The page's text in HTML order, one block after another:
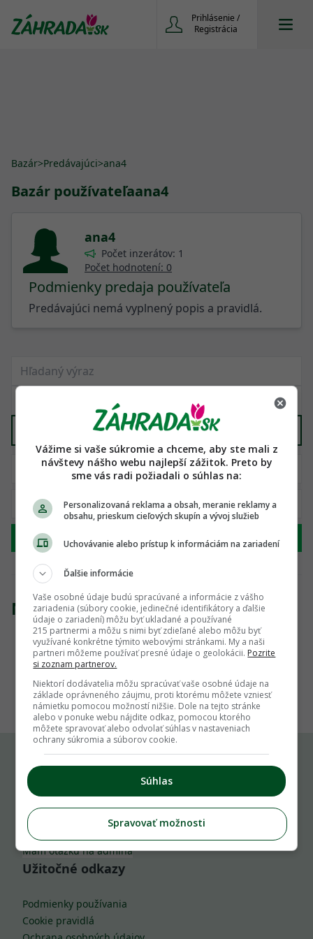
Prihlásenie /
Registrácia
Bazár>Predávajúci>ana4
Bazár používateľaana4
ana4
Počet inzerátov: 1
Počet hodnotení: 0
Podmienky predaja používateľa
Predávajúci nemá vyplnený popis a pravidlá.
Záhradné domčeky, altánky
Hľadať
Nenašli sme žiadny produkt
1
Komu môžeš napísať
info@zahrada.sk
Nahlás chybu
Mám otázku na admina
Užitočné odkazy
Podmienky používania
Cookie pravidlá
Vážime si vaše súkromie a chceme, aby ste mali z
návštevy nášho webu najlepší zážitok. Preto by
sme vás radi požiadali o súhlas na:
Personalizovaná reklama a obsah, meranie reklamy a
obsahu, prieskum cieľových skupín a vývoj služieb
Uchovávanie alebo prístup k informáciám na zariadení
Ďalšie informácie
Vaše osobné údaje budú spracúvané a informácie z vášho
zariadenia (súbory cookie, jedinečné identifikátory a ďalšie
údaje o zariadení) môžu byť ukladané a používané
215 partnermi a môžu s nimi byť zdieľané alebo môžu byť
využívané konkrétne týmito webovými stránkami. My a naši
partneri môžeme používať presné údaje o geolokácii. Pozrite
si zoznam partnerov.
Niektorí dodávatelia môžu spracúvať vaše osobné údaje na
základe oprávneného záujmu, proti ktorému môžete vzniesť
námietku pomocou možností nižšie. Dole na tejto stránke
alebo v ponuke webu nájdite odkaz, pomocou ktorého
môžete spravovať alebo odvolať súhlas v nastaveniach
ochrany súkromia a súborov cookie.
Súhlas
Spravovať možnosti